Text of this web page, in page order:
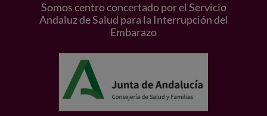
Somos centro concertado por el Servicio
Andaluz de Salud para la Interrupción del
Embarazo